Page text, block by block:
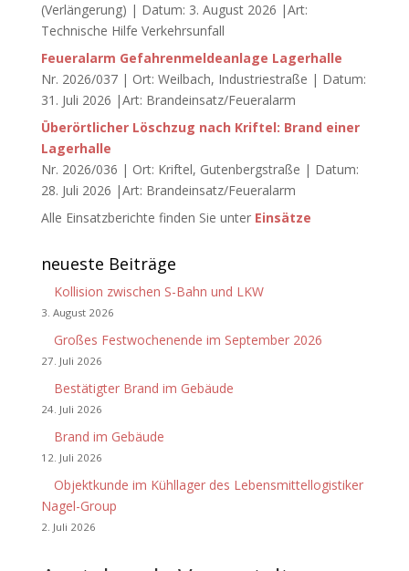
(Verlängerung) | Datum: 3. August 2026 |Art:
Technische Hilfe Verkehrsunfall
Feueralarm Gefahrenmeldeanlage Lagerhalle
Nr. 2026/037 | Ort: Weilbach, Industriestraße | Datum:
31. Juli 2026 |Art: Brandeinsatz/Feueralarm
Überörtlicher Löschzug nach Kriftel: Brand einer
Lagerhalle
Nr. 2026/036 | Ort: Kriftel, Gutenbergstraße | Datum:
28. Juli 2026 |Art: Brandeinsatz/Feueralarm
Alle Einsatzberichte finden Sie unter Einsätze
neueste Beiträge
Kollision zwischen S-Bahn und LKW
3. August 2026
Großes Festwochenende im September 2026
27. Juli 2026
Bestätigter Brand im Gebäude
24. Juli 2026
Brand im Gebäude
12. Juli 2026
Objektkunde im Kühllager des Lebensmittellogistiker
Nagel-Group
2. Juli 2026